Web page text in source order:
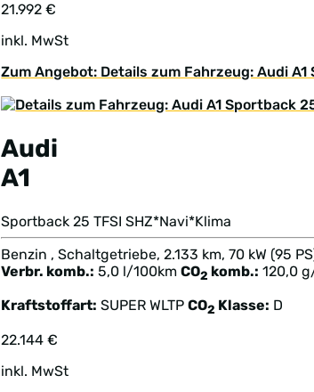
21.992 €
inkl. MwSt
Zum Angebot: Details zum Fahrzeug: Audi
Audi
A1
Sportback 25 TFSI SHZ*Navi*Klima
Benzin , Schaltgetriebe, 2.133 km, 70 kW (95
Verbr. komb.: 5,0 l/100km CO2 komb.: 120,0
Kraftstoffart: SUPER WLTPCO2 Klasse: D
22.144 €
inkl. MwSt